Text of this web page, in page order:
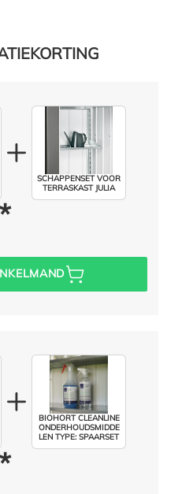
SCHAPPENSET VOOR
TERRASKAST JULIA
BIOHORT CLEANLINE
ONDERHOUDSMIDDE
LEN TYPE: SPAARSET